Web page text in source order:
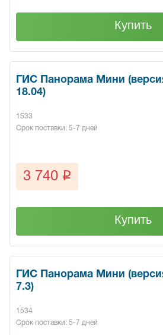
Купить
ГИС Панорама Мини
18.04)
1533
Срок поставки: 5-7 дней
3 740 q
Купить
ГИС Панорама Мини
7.3)
1534
Срок поставки: 5-7 дней